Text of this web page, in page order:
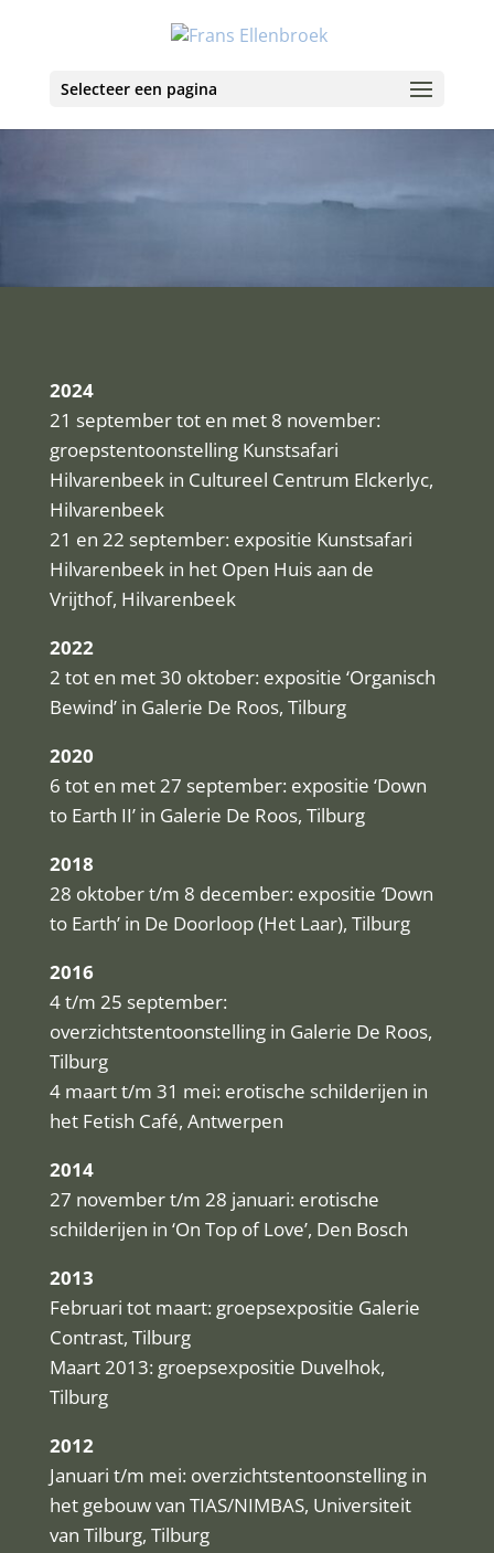
Selecteer een pagina
2024
21 september tot en met 8 november:
groepstentoonstelling Kunstsafari
Hilvarenbeek in Cultureel Centrum Elckerlyc,
Hilvarenbeek
21 en 22 september: expositie Kunstsafari
Hilvarenbeek in het Open Huis aan de
Vrijthof, Hilvarenbeek
2022
2 tot en met 30 oktober: expositie ‘Organisch
Bewind’ in Galerie De Roos, Tilburg
2020
6 tot en met 27 september: expositie ‘Down
to Earth II’ in Galerie De Roos, Tilburg
2018
28 oktober t/m 8 december: expositie ‘Down
to Earth’ in De Doorloop (Het Laar), Tilburg
2016
4 t/m 25 september:
overzichtstentoonstelling in Galerie De Roos,
Tilburg
4 maart t/m 31 mei: erotische schilderijen in
het Fetish Café, Antwerpen
2014
27 november t/m 28 januari: erotische
schilderijen in ‘On Top of Love’, Den Bosch
2013
Februari tot maart: groepsexpositie Galerie
Contrast, Tilburg
Maart 2013: groepsexpositie Duvelhok,
Tilburg
2012
Januari t/m mei: overzichtstentoonstelling in
het gebouw van TIAS/NIMBAS, Universiteit
van Tilburg, Tilburg